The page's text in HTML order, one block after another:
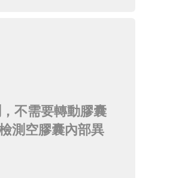
不需要轉動膠囊
測空膠囊內部異